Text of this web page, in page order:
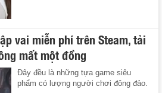
vai miễn phí trên Steam, tải
mất một đồng
Đây đều là những tựa game siêu
phẩm có lượng người chơi đông đảo.